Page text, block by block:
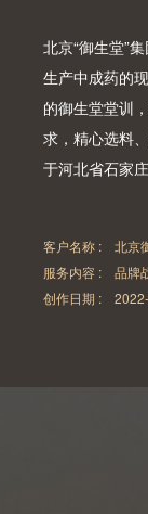
北京“御生堂”
生产中成药的
的御生堂堂训
求，精心选料
于河北省石家
客户名称 : 北京
服务内容 : 品牌
创作日期 :